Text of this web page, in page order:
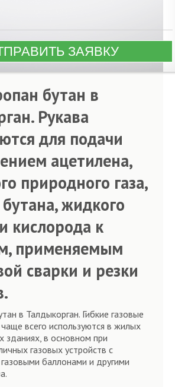
бутан в
Рукава
для подачи
ацетилена,
природного газа,
жидкого
кислорода к
применяемым
сварки и резки
в Талдыкорган. Гибкие газовые
всего используются в жилых
зданиях, в основном при
газовых устройств с
баллонами и другими